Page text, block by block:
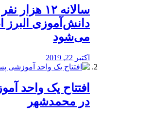
️سالانه ۱۲
دانش‌آموزی البرز
می‌شود
اکتبر 22, 2019
افتتاح یک واحد
در محمدشهر